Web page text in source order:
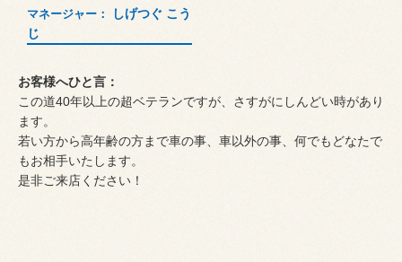
マネージャー：
しげつぐ こう
じ
お客様へひと言：
この道40年以上の超ベテランですが、さすがにしんどい時があり
ます。
若い方から高年齢の方まで車の事、車以外の事、何でもどなたで
もお相手いたします。
是非ご来店ください！